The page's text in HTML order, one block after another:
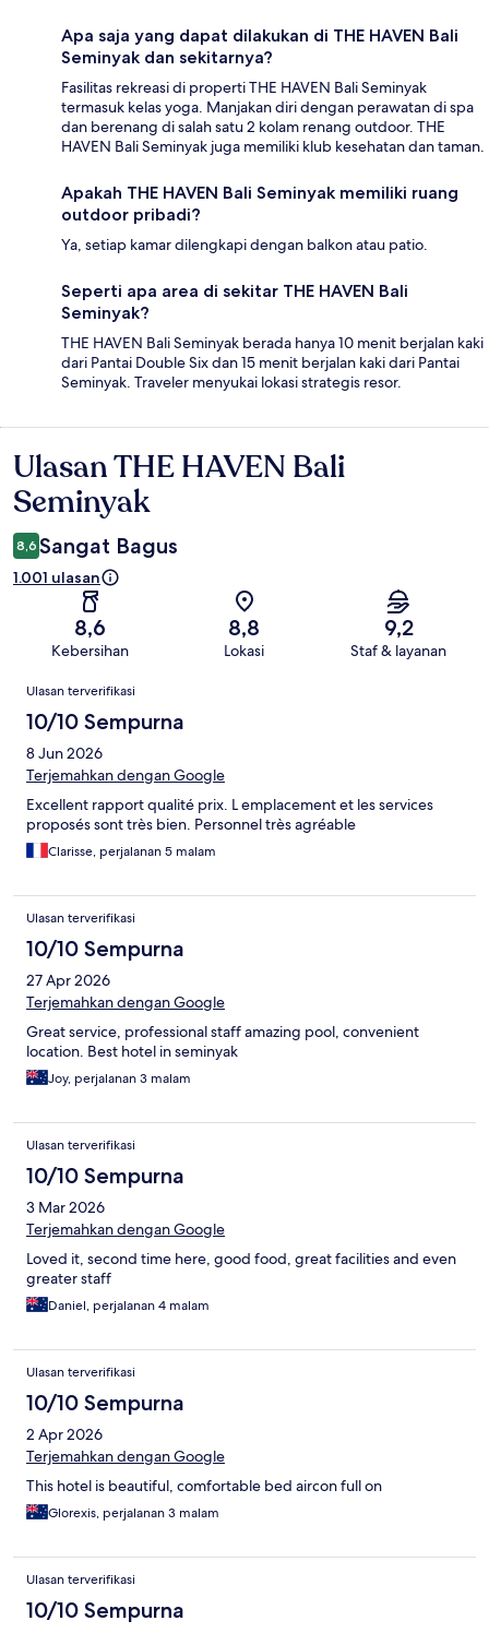
Apa saja yang dapat dilakukan di THE HAVEN Bali
Seminyak dan sekitarnya?
Fasilitas rekreasi di properti THE HAVEN Bali Seminyak
termasuk kelas yoga. Manjakan diri dengan perawatan di spa
dan berenang di salah satu 2 kolam renang outdoor. THE
HAVEN Bali Seminyak juga memiliki klub kesehatan dan taman.
Apakah THE HAVEN Bali Seminyak memiliki ruang
outdoor pribadi?
Ya, setiap kamar dilengkapi dengan balkon atau patio.
Seperti apa area di sekitar THE HAVEN Bali
Seminyak?
THE HAVEN Bali Seminyak berada hanya 10 menit berjalan kaki
dari Pantai Double Six dan 15 menit berjalan kaki dari Pantai
Seminyak. Traveler menyukai lokasi strategis resor.
Ulasan
Ulasan THE HAVEN Bali
Seminyak
8,6 Sangat Bagus
1.001 ulasan
8,6
Kebersihan
8,8
Lokasi
9,2
Staf & layanan
Ulasan
Ulasan terverifikasi
10/10 Sempurna
8 Jun 2026
Terjemahkan dengan Google
Excellent rapport qualité prix. L emplacement et les services
proposés sont très bien. Personnel très agréable
Clarisse, perjalanan 5 malam
Ulasan terverifikasi
10/10 Sempurna
27 Apr 2026
Terjemahkan dengan Google
Great service, professional staff amazing pool, convenient
location. Best hotel in seminyak
Joy, perjalanan 3 malam
Ulasan terverifikasi
10/10 Sempurna
3 Mar 2026
Terjemahkan dengan Google
Loved it, second time here, good food, great facilities and even
greater staff
Daniel, perjalanan 4 malam
Ulasan terverifikasi
10/10 Sempurna
2 Apr 2026
Terjemahkan dengan Google
This hotel is beautiful, comfortable bed aircon full on
Glorexis, perjalanan 3 malam
Ulasan terverifikasi
10/10 Sempurna